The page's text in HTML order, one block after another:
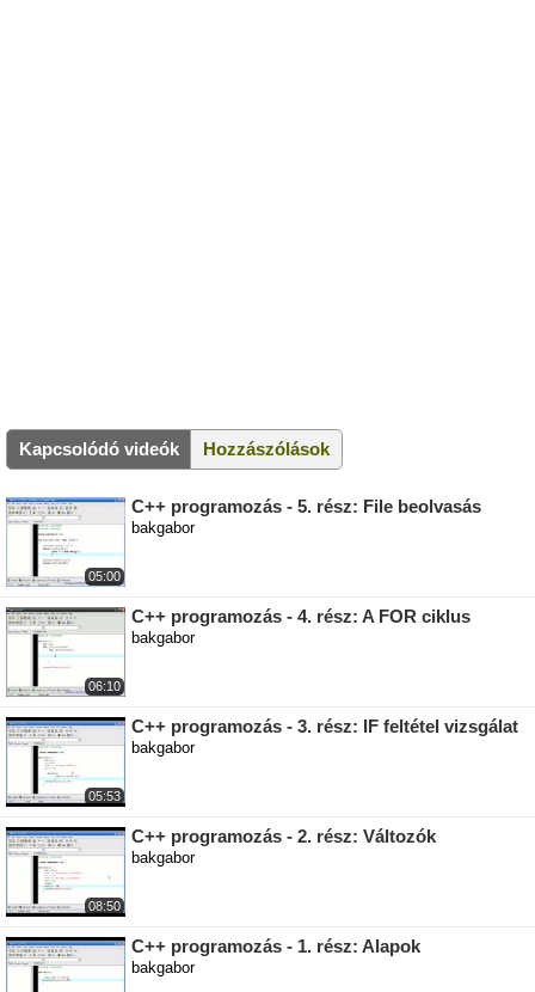
Kapcsolódó videók Hozzászólások
05:00
C++ programozás - 5. rész: File beolvasás
bakgabor
06:10
C++ programozás - 4. rész: A FOR ciklus
bakgabor
05:53
C++ programozás - 3. rész: IF feltétel vizsgálat
bakgabor
08:50
C++ programozás - 2. rész: Változók
bakgabor
C++ programozás - 1. rész: Alapok
bakgabor